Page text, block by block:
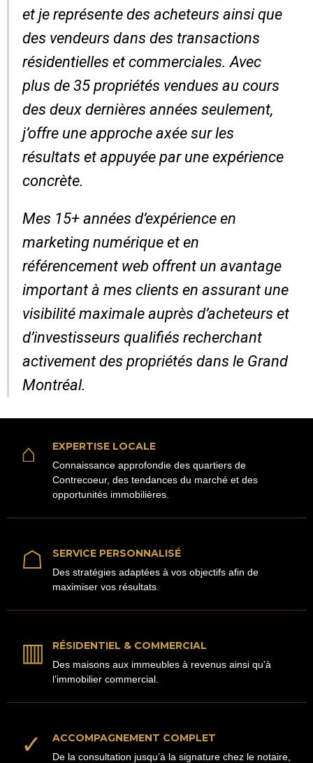
et je représente des acheteurs ainsi que
des vendeurs dans des transactions
résidentielles et commerciales. Avec
plus de 35 propriétés vendues au cours
des deux dernières années seulement,
j’offre une approche axée sur les
résultats et appuyée par une expérience
concrète.
Mes 15+ années d’expérience en
marketing numérique et en
référencement web offrent un avantage
important à mes clients en assurant une
visibilité maximale auprès d’acheteurs et
d’investisseurs qualifiés recherchant
activement des propriétés dans le Grand
Montréal.
⌂ EXPERTISE LOCALE
Connaissance approfondie des quartiers de
Contrecoeur, des tendances du marché et des
opportunités immobilières.
☖ SERVICE PERSONNALISÉ
Des stratégies adaptées à vos objectifs afin de
maximiser vos résultats.
▥ RÉSIDENTIEL & COMMERCIAL
Des maisons aux immeubles à revenus ainsi qu’à
l’immobilier commercial.
✓ ACCOMPAGNEMENT COMPLET
De la consultation jusqu’à la signature chez le notaire,